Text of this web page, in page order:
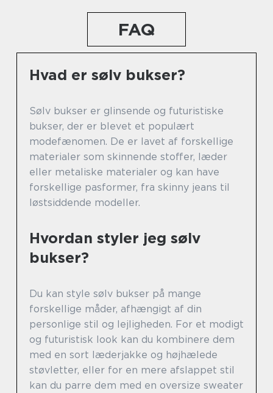
FAQ
Hvad er sølv bukser?
Sølv bukser er glinsende og futuristiske
bukser, der er blevet et populært
modefænomen. De er lavet af forskellige
materialer som skinnende stoffer, læder
eller metaliske materialer og kan have
forskellige pasformer, fra skinny jeans til
løstsiddende modeller.
Hvordan styler jeg sølv
bukser?
Du kan style sølv bukser på mange
forskellige måder, afhængigt af din
personlige stil og lejligheden. For et modigt
og futuristisk look kan du kombinere dem
med en sort læderjakke og højhælede
støvletter, eller for en mere afslappet stil
kan du parre dem med en oversize sweater